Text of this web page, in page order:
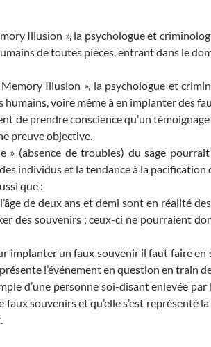
Illusion », la psychologue et
de toutes pièces, entrant dans le
Illusion », la psychologue et
voire même à en implanter des
de prendre conscience qu’un
preuve objective.
» (absence de troubles) du sage
individus et la tendance à la pacification
que :
de deux ans et demi sont en réalité
des souvenirs ; ceux-ci ne pourraient
implanter un faux souvenir il faut faire en
l’événement en question en train
d’une personne soi-disant enlevée
faux souvenirs et qu’elle s’est représenté